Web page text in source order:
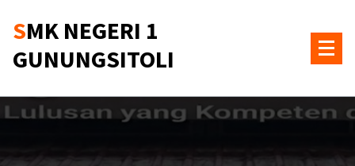
SMK NEGERI 1
GUNUNGSITOLI